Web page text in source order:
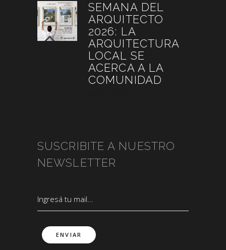
SEMANA DEL
ARQUITECTO
2026: LA
ARQUITECTURA
LOCAL SE
ACERCA A LA
COMUNIDAD
SUSCRIBITE A NUESTRO
NEWSLETTER